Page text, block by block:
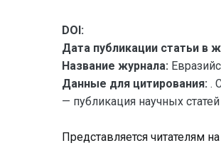
DOI:
Дата публикации статьи в
Название журнала:
Данные для цитирования: .
— публикация научных
Представляется читателям